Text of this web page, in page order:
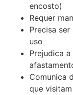
encosto)
Requer
Precisa
uso
Prejudica
Comunica
que